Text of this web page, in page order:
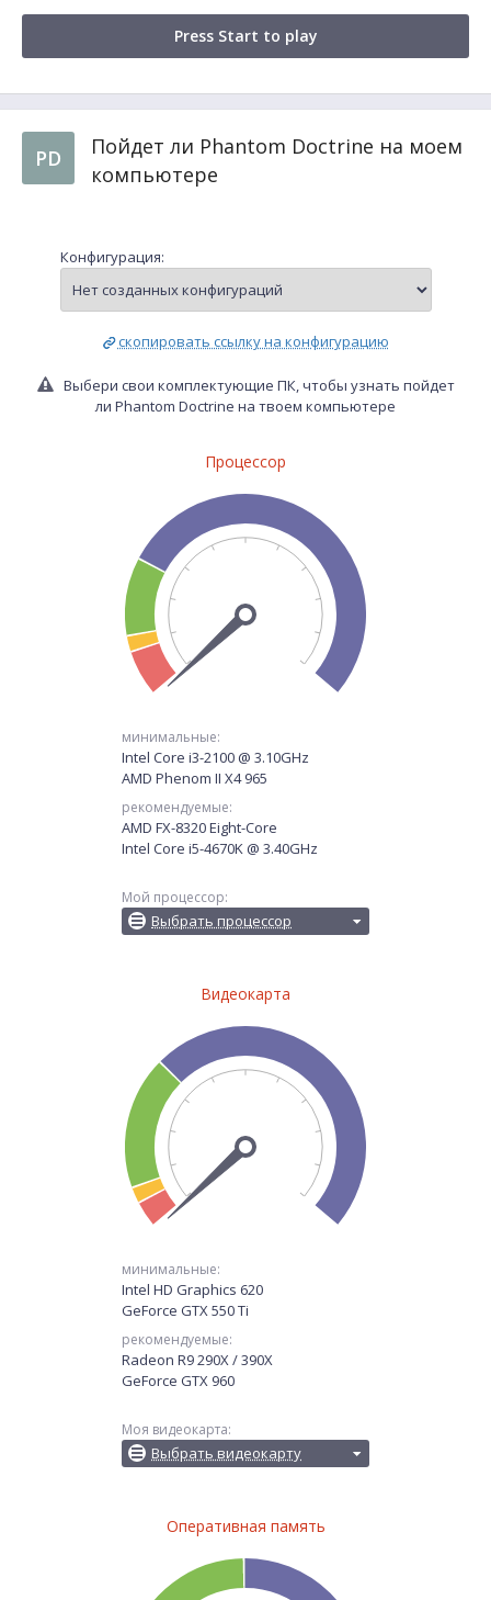
Press Start to play
PD
Пойдет ли Phantom Doctrine на моем
компьютере
Конфигурация:
скопировать ссылку на конфигурацию
Выбери свои комплектующие ПК, чтобы узнать пойдет
ли Phantom Doctrine на твоем компьютере
Процессор
минимальные:
Intel Core i3-2100 @ 3.10GHz
AMD Phenom II X4 965
рекомендуемые:
AMD FX-8320 Eight-Core
Intel Core i5-4670K @ 3.40GHz
Мой процессор:
Выбрать процессор
Видеокарта
минимальные:
Intel HD Graphics 620
GeForce GTX 550 Ti
рекомендуемые:
Radeon R9 290X / 390X
GeForce GTX 960
Моя видеокарта:
Выбрать видеокарту
Оперативная память